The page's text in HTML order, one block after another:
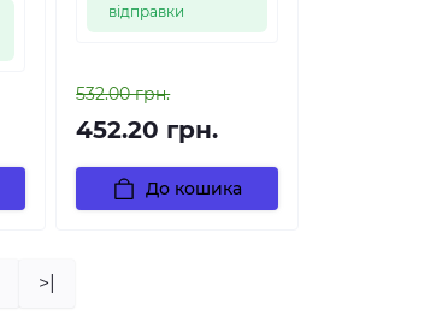
відправки
532.00 грн.
452.20 грн.
До кошика
>|